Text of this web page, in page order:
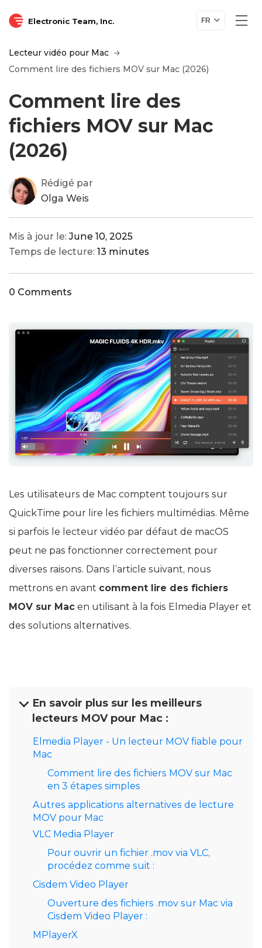
Electronic Team, Inc. FR
Lecteur vidéo pour Mac
Comment lire des fichiers MOV sur Mac (2026)
Comment lire des
fichiers MOV sur Mac
(2026)
Rédigé par
Olga Weis
Mis à jour le:June 10, 2025
Temps de lecture: 13 minutes
0 Comments
Les utilisateurs de Mac comptent toujours sur
QuickTime pour lire les fichiers multimédias. Même
si parfois le lecteur vidéo par défaut de macOS
peut ne pas fonctionner correctement pour
diverses raisons. Dans l’article suivant, nous
mettrons en avant comment lire des fichiers
MOV sur Mac en utilisant à la fois Elmedia Player et
des solutions alternatives.
En savoir plus sur les meilleurs
lecteurs MOV pour Mac :
Elmedia Player - Un lecteur MOV fiable pour
Mac
Comment lire des fichiers MOV sur Mac
en 3 étapes simples
Autres applications alternatives de lecture
MOV pour Mac
VLC Media Player
Pour ouvrir un fichier .mov via VLC,
procédez comme suit :
Cisdem Video Player
Ouverture des fichiers .mov sur Mac via
Cisdem Video Player :
MPlayerX